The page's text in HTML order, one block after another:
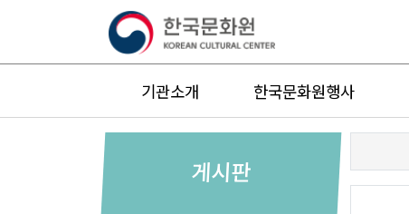
기관소개 한국문화원행사
게시판